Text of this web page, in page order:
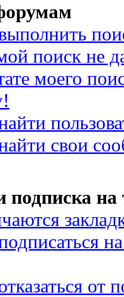
поиск не
моего
свои
подписка
от